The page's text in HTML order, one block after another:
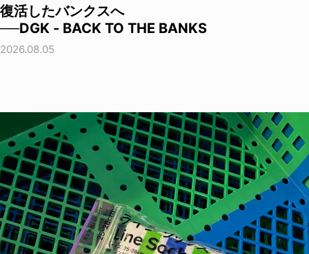
復活したバンクスへ
──DGK - BACK TO THE BANKS
2026.08.05